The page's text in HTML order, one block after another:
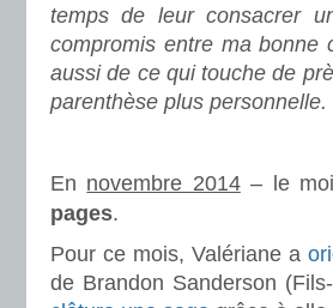
temps de leur consacrer
compromis entre ma bonne
aussi de ce qui touche de
parenthèse plus personnelle.
En novembre 2014– le
pages.
Pour ce mois, Valériane a
de Brandon Sanderson